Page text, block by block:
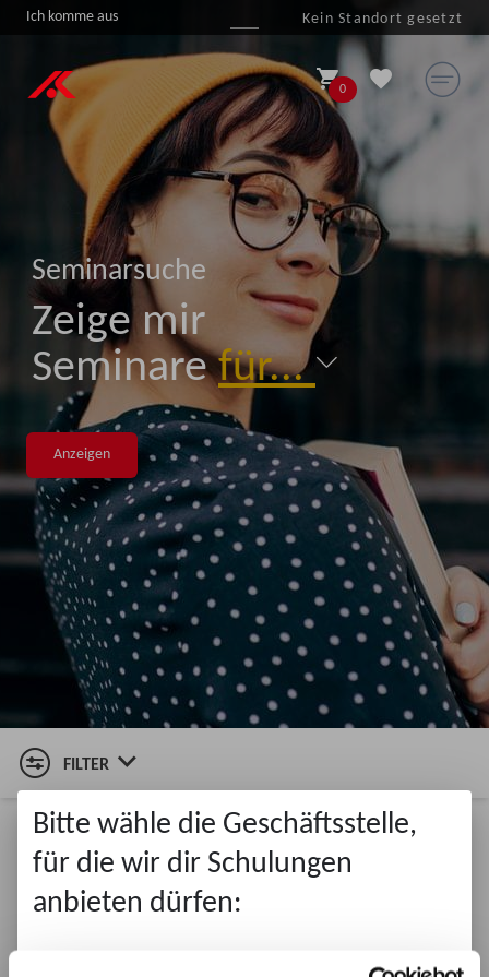
Ich komme aus Kein Standort gesetzt
0
shopping_cart favorite 
Bitte wähle die Geschäftsstelle,
für die wir dir Schulungen
anbieten dürfen:
Seminarsuche
Zeige mir
Seminarefür... 
Anzeigen
 FILTER ⌄
